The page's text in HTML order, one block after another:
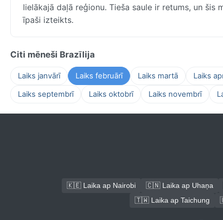
lielākajā daļā reģionu. Tieša saule ir retums, un
īpaši izteikts.
Citi mēneši Brazīlija
Laiks janvārī Laiks februārī Laiks martā Laiks
Laiks septembrī
Laiks oktobrī Laiks novembrī
🇰🇪 Laika ap Nairobi 🇨🇳 Laika ap Uhaņa
🇹🇼 Laika ap Taichung